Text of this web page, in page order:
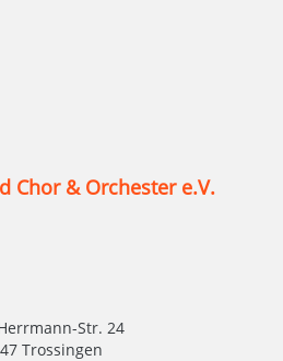
Chor & Orchester e.V.
Str. 24
Trossingen